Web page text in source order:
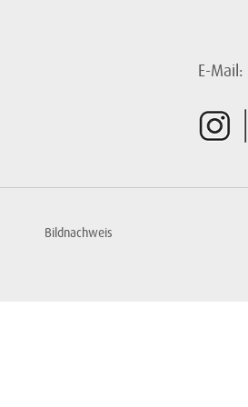
E-Mail:
Bildnachweis